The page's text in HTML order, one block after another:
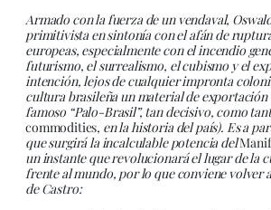
Armado con la fuerza de un vendaval,
primitivista en sintonía con el afán de
europeas, especialmente con el incendio
futurismo, el surrealismo, el cubismo y el
intención, lejos de cualquier impronta
cultura brasileña un material de exportación
famoso “Palo-Brasil”, tan decisivo, como
commodities, en la historia del país). Es a
que surgirá la incalculable potencia del
un instante que revolucionará el lugar de la
frente al mundo, por lo que conviene volver
de Castro: